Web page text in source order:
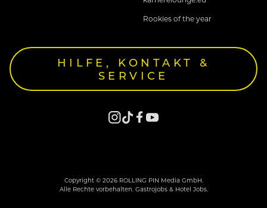
Rookies of the year
HILFE, KONTAKT &
SERVICE
Copyright © 2026 ROLLING PIN Media GmbH.
Alle Rechte vorbehalten. Gastrojobs & Hotel Jobs.